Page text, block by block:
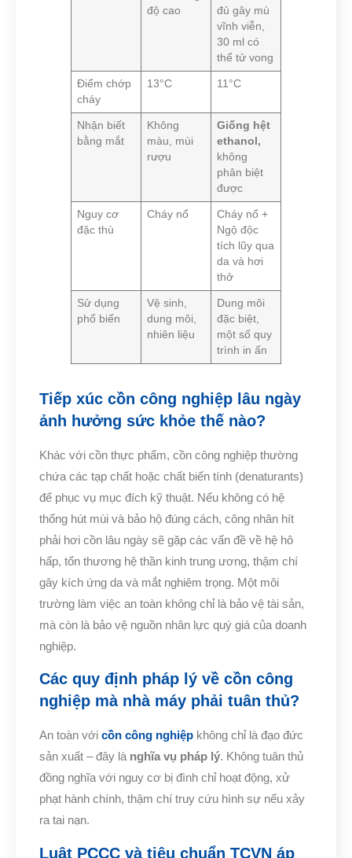
độ cao
đủ gây mù
vĩnh viễn,
30 ml có
thể tử vong
Điểm chớp
cháy
13°C 11°C
Nhận biết
bằng mắt
Không
màu, mùi
rượu
Giống hệt
ethanol,
không
phân biệt
được
Nguy cơ
đặc thù
Cháy nổ
Cháy nổ +
Ngộ độc
tích lũy qua
da và hơi
thở
Sử dụng
phổ biến
Vệ sinh,
dung môi,
nhiên liệu
Dung môi
đặc biệt,
một số quy
trình in ấn
Tiếp xúc cồn công nghiệp lâu ngày
ảnh hưởng sức khỏe thế nào?
Khác với cồn thực phẩm, cồn công nghiệp thường
chứa các tạp chất hoặc chất biến tính (denaturants)
để phục vụ mục đích kỹ thuật. Nếu không có hệ
thống hút mùi và bảo hộ đúng cách, công nhân hít
phải hơi cồn lâu ngày sẽ gặp các vấn đề về hệ hô
hấp, tổn thương hệ thần kinh trung ương, thậm chí
gây kích ứng da và mắt nghiêm trọng. Một môi
trường làm việc an toàn không chỉ là bảo vệ tài sản,
mà còn là bảo vệ nguồn nhân lực quý giá của doanh
nghiệp.
Các quy định pháp lý về cồn công
nghiệp mà nhà máy phải tuân thủ?
An toàn với cồn công nghiệp không chỉ là đạo đức
sản xuất – đây là nghĩa vụ pháp lý. Không tuân thủ
đồng nghĩa với nguy cơ bị đình chỉ hoạt động, xử
phạt hành chính, thậm chí truy cứu hình sự nếu xảy
ra tai nạn.
Luật PCCC và tiêu chuẩn TCVN áp